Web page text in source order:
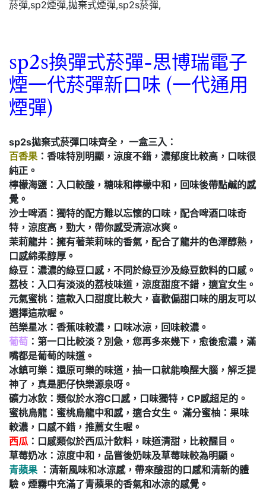
sp2s換彈式菸彈-思博瑞電子
煙一代菸彈新口味 (一代通用
煙彈)
sp2s拋棄式菸彈口味齊全， 一盒三入：
百香果 ：香味特別明顯，涼度不錯，濃郁度比較高，口味很
純正。
檸檬海鹽：入口較酸，糖味和檸檬中和，回味後帶點鹹的感
覺。
沙士啤酒：獨特的配方難以忘懷的口味，配合啤酒口味奇
特，涼度高，勁大，帶你感受清涼冰爽。
茉莉龍井：擁有著茉莉味的香氣，配合了龍井的色澤醇熟，
口感綿柔醇厚。
綠豆：濃濃的綠豆口感，不同於綠豆沙及綠豆飲料的口感。
荔枝：入口有淡淡的荔枝味道，涼度甜度不錯，適宜女生。
元氣蜜桃：這款入口甜度比較大，喜歡偏甜口味的朋友可以
選擇這款喔。
芭樂星冰：香蕉味較濃，口味冰涼，回味較濃。
葡萄 ：第一口比較淡？別急，您再多來幾下，愈後愈濃，滿
嘴都是葡萄的味道。
冰鎮可樂：還原可樂的味道，抽一口就能喚醒大腦，解乏提
神了，真是肥仔快樂源泉呀。
礦力冰飲：類似於水溶C口感，口味獨特，CP感超足的。
蜜桃烏龍：蜜桃烏龍中和感，適合女生。 滿分蜜柚：果味
較濃，口感不錯，推薦女生喔。
西瓜 ：口感類似於西瓜汁飲料，味道清甜，比較醒目。
草莓奶冰：涼度中和，品嘗後奶味及草莓味較為明顯。
青蘋果 ：清新風味和冰涼感，帶來酸甜的口感和清新的體
驗。煙霧中充滿了青蘋果的香氣和冰涼的感覺。